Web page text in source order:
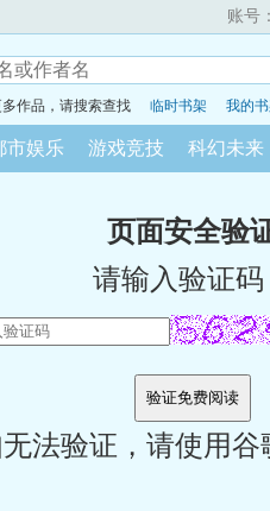
账号：
作品，请搜索查找 临时书架 我的
市娱乐 游戏竞技 科幻未来
页面安全验
请输入验证码
法验证，请使用谷